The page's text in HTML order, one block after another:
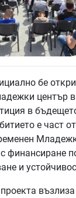
бе
център
в
е част
финансиране
и